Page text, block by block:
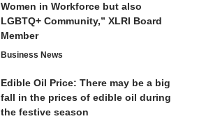
Women in Workforce but also
LGBTQ+ Community,” XLRI Board
Member
Business News
Edible Oil Price: There may be a big
fall in the prices of edible oil during
the festive season